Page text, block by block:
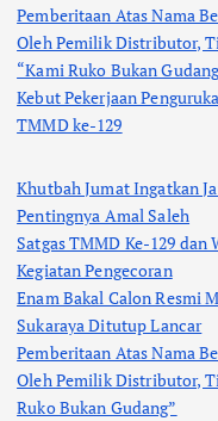
Pemberitaan Atas Nama
Oleh Pemilik Distributor,
“Kami Ruko Bukan
Kebut Pekerjaan
TMMD ke-129
Khutbah Jumat Ingatkan
Pentingnya Amal Saleh
Satgas TMMD Ke-129 dan
Kegiatan Pengecoran
Enam Bakal Calon Resmi
Sukaraya Ditutup Lancar
Pemberitaan Atas Nama
Oleh Pemilik Distributor,
Ruko Bukan Gudang”